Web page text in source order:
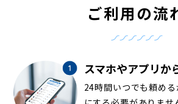
ご利用の流
スマホやアプリか
24時間いつでも頼め